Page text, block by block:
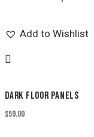
Add to Wishlist
DARK FLOOR PANELS
$59.00